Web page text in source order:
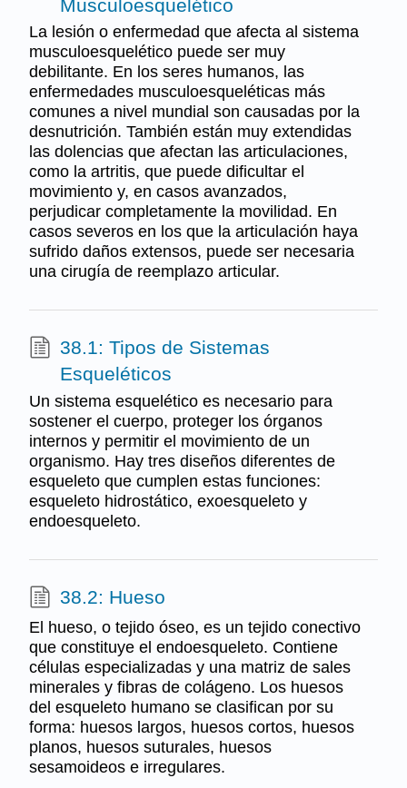
Musculoesquelético
La lesión o enfermedad que afecta al sistema
musculoesquelético puede ser muy
debilitante. En los seres humanos, las
enfermedades musculoesqueléticas más
comunes a nivel mundial son causadas por la
desnutrición. También están muy extendidas
las dolencias que afectan las articulaciones,
como la artritis, que puede dificultar el
movimiento y, en casos avanzados,
perjudicar completamente la movilidad. En
casos severos en los que la articulación haya
sufrido daños extensos, puede ser necesaria
una cirugía de reemplazo articular.
38.1: Tipos de Sistemas
Esqueléticos
Un sistema esquelético es necesario para
sostener el cuerpo, proteger los órganos
internos y permitir el movimiento de un
organismo. Hay tres diseños diferentes de
esqueleto que cumplen estas funciones:
esqueleto hidrostático, exoesqueleto y
endoesqueleto.
38.2: Hueso
El hueso, o tejido óseo, es un tejido conectivo
que constituye el endoesqueleto. Contiene
células especializadas y una matriz de sales
minerales y fibras de colágeno. Los huesos
del esqueleto humano se clasifican por su
forma: huesos largos, huesos cortos, huesos
planos, huesos suturales, huesos
sesamoideos e irregulares.